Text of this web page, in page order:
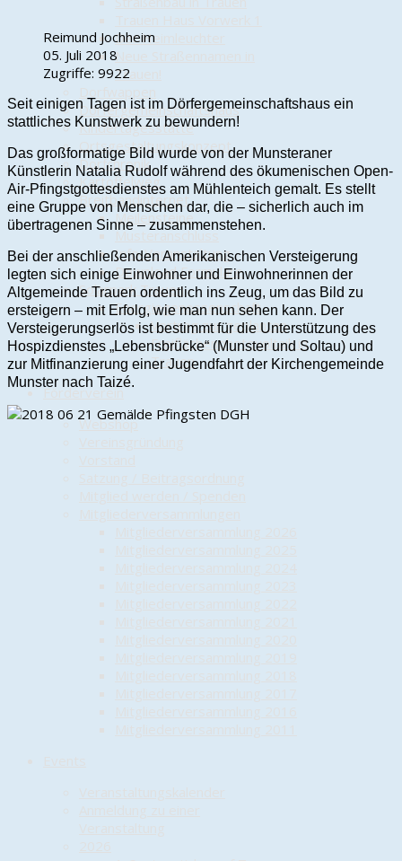
Der Heimleuchter
Neue Straßennamen in
Trauen!
Dörfergemeinschaftshaus
Kindertagesstätte
Ortsgestaltungskonzept
Dorfchronik
Kartoffelweg
Breitbandinternet
Meilensteine
Musteranschluss
Info-Veranstaltung
Download Formulare
Solarpark Trauen
Energiegenossenschaft
Vortrag zur geplanten
Freiflächenphotovoltaik in
Trauen
Förderverein
Webshop
Reimund Jochheim
05. Juli 2018
Zugriffe: 9922
Seit einigen Tagen ist im Dörfergemeinschaftshaus ein
stattliches Kunstwerk zu bewundern!
Das großformatige Bild wurde von der Munsteraner
Künstlerin Natalia Rudolf während des ökumenischen Open-
Air-Pfingstgottesdienstes am Mühlenteich gemalt. Es stellt
eine Gruppe von Menschen dar, die – sicherlich auch im
übertragenen Sinne – zusammenstehen.
Bei der anschließenden Amerikanischen Versteigerung
legten sich einige Einwohner und Einwohnerinnen der
Altgemeinde Trauen ordentlich ins Zeug, um das Bild zu
ersteigern – mit Erfolg, wie man nun sehen kann. Der
Versteigerungserlös ist bestimmt für die Unterstützung des
Hospizdienstes „Lebensbrücke“ (Munster und Soltau) und
zur Mitfinanzierung einer Jugendfahrt der Kirchengemeinde
Munster nach Taizé.